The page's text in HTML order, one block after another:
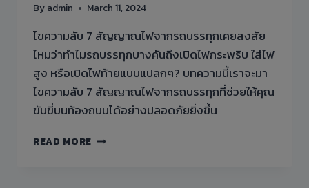
By admin March 11, 2024
ไขความลับ 7 สัญญาณไฟจากรถบรรทุกเคยสงสัย
ไหมว่าทำไมรถบรรทุกบางคันถึงเปิดไฟกระพริบ ใส่ไฟ
สูง หรือเปิดไฟท้ายแบบแปลกๆ? บทความนี้เราจะมา
ไขความลับ 7 สัญญาณไฟจากรถบรรทุกที่ช่วยให้คุณ
ขับขี่บนท้องถนนได้อย่างปลอดภัยยิ่งขึ้น
READ MORE บทความ